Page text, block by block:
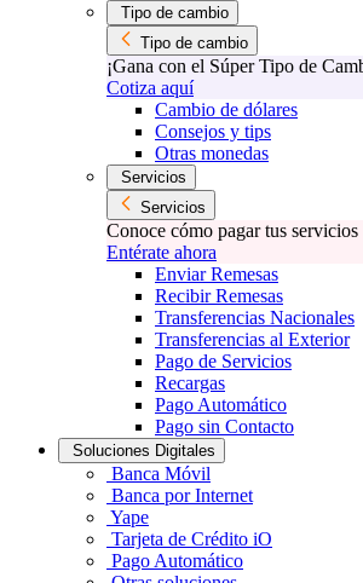
Tipo de cambio
Tipo de cambio
¡Gana con el Súper Tipo de
Cotiza aquí
Cambio de dólares
Consejos y tips
Otras monedas
Servicios
Servicios
Conoce cómo pagar tus servicios
Entérate ahora
Enviar Remesas
Recibir Remesas
Transferencias Nacionales
Transferencias al Exterior
Pago de Servicios
Recargas
Pago Automático
Pago sin Contacto
Soluciones Digitales
Banca Móvil
Banca por Internet
Yape
Tarjeta de Crédito iO
Pago Automático